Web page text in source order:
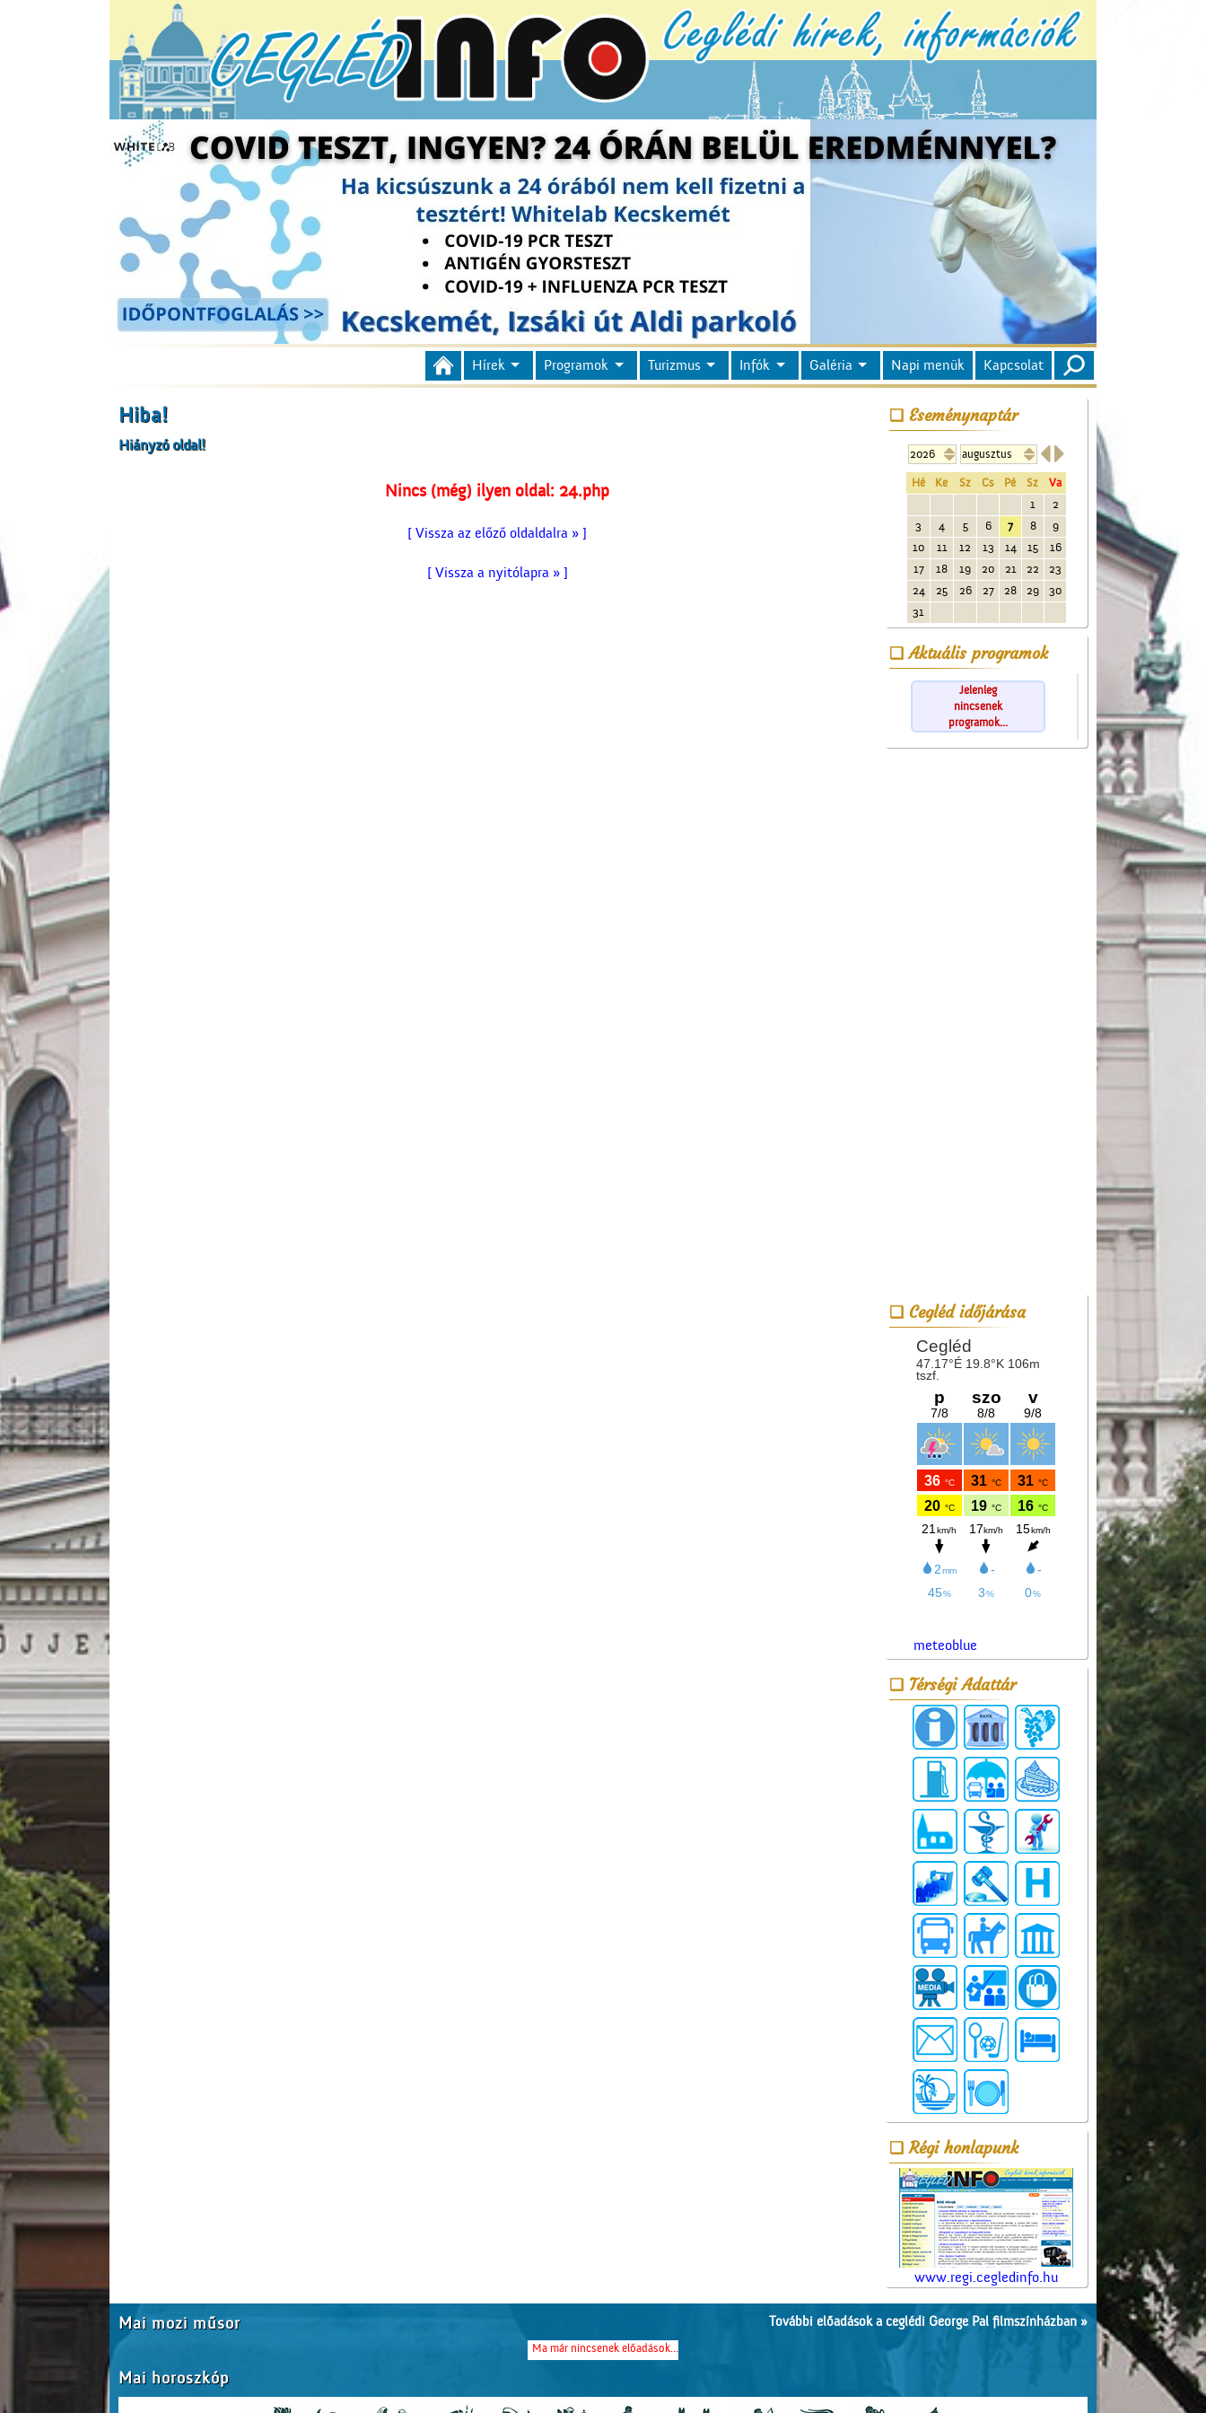
Hírek Programok Turizmus Infók Galéria Napi menük Kapcsolat
Hiba!
Hiányzó oldal!
Nincs (még) ilyen oldal: 24.php
[ Vissza az előző oldaldalra » ]
[ Vissza a nyitólapra » ]
Eseménynaptár

Hé Ke Sz Cs Pé Sz
Va
1
2
3
4 5 6 7 8
9
10
11 12 13 14 15
16
17
18 19 20 21 22
23
24
25 26 27 28 29
30
31
Aktuális programok
Jelenleg
nincsenek
programok...
Cegléd időjárása
meteoblue
Térségi Adattár
Régi honlapunk
www.regi.cegledinfo.hu
Mai mozi műsor További előadások a ceglédi George Pal filmszínházban »
Ma már nincsenek előadások...
Mai horoszkóp